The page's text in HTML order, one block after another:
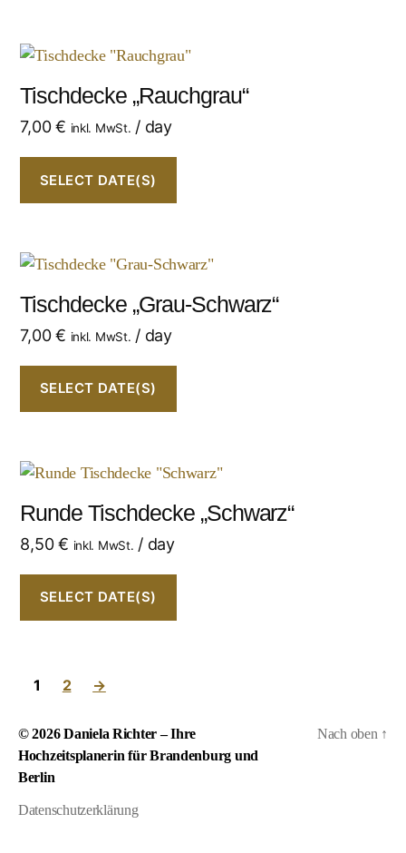
Tischdecke „Rauchgrau“
7,00€ inkl. MwSt. / day
SELECT DATE(S)
Tischdecke „Grau-Schwarz“
7,00€ inkl. MwSt. / day
SELECT DATE(S)
Runde Tischdecke „Schwarz“
8,50€ inkl. MwSt. / day
SELECT DATE(S)
1 2 →
© 2026Daniela Richter – Ihre
Hochzeitsplanerin für Brandenburg und
Berlin
Datenschutzerklärung
Nach oben ↑